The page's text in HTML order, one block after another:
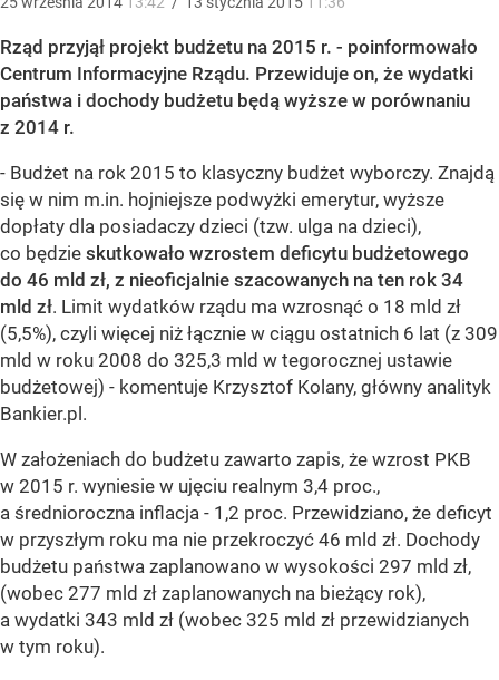
Rząd przyjął projekt budżetu na 2015 r. - poinformowało
Centrum Informacyjne Rządu. Przewiduje on, że wydatki
państwa i dochody budżetu będą wyższe w porównaniu
z 2014 r.
- Budżet na rok 2015 to klasyczny budżet wyborczy. Znajdą
się w nim m.in. hojniejsze podwyżki emerytur, wyższe
dopłaty dla posiadaczy dzieci (tzw. ulga na dzieci),
co będzie skutkowało wzrostem deficytu budżetowego
do 46 mld zł, z nieoficjalnie szacowanych na ten rok 34
mld zł. Limit wydatków rządu ma wzrosnąć o 18 mld zł
(5,5%), czyli więcej niż łącznie w ciągu ostatnich 6 lat (z 309
mld w roku 2008 do 325,3 mld w tegorocznej ustawie
budżetowej) - komentuje Krzysztof Kolany, główny analityk
Bankier.pl.
W założeniach do budżetu zawarto zapis, że wzrost PKB
w 2015 r. wyniesie w ujęciu realnym 3,4 proc.,
a średnioroczna inflacja - 1,2 proc. Przewidziano, że deficyt
w przyszłym roku ma nie przekroczyć 46 mld zł. Dochody
budżetu państwa zaplanowano w wysokości 297 mld zł,
(wobec 277 mld zł zaplanowanych na bieżący rok),
a wydatki 343 mld zł (wobec 325 mld zł przewidzianych
w tym roku).